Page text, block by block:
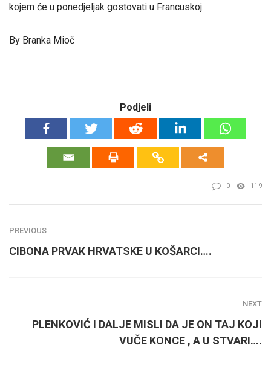
kojem će u ponedjeljak gostovati u Francuskoj.
By Branka Mioč
Podjeli
0 119
PREVIOUS
CIBONA PRVAK HRVATSKE U KOŠARCI….
NEXT
PLENKOVIĆ I DALJE MISLI DA JE ON TAJ KOJI
VUČE KONCE , A U STVARI….